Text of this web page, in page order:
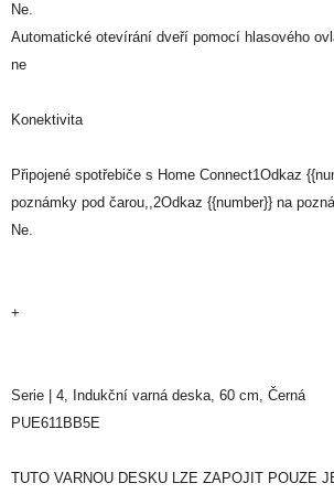
Ne.
Automatické otevírání dveří pomocí hlasového
ne
Konektivita
Připojené spotřebiče s Home Connect1Odkaz
poznámky pod čarou,,2Odkaz {{number}} na
Ne.
+
Serie | 4, Indukční varná deska, 60 cm, Černá
PUE611BB5E
TUTO VARNOU DESKU LZE ZAPOJIT POUZE